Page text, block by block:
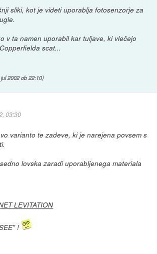
sliki, kot je videti uporablja fotosenzorje za
v ta namen uporabil kar tuljave, ki vlečejo
scat...
jul 2002 ob 22:10)
03:30
varianto te zadeve, ki je narejena povsem s
lovska zaradi uporabljenega materiala
LEVITATION
!